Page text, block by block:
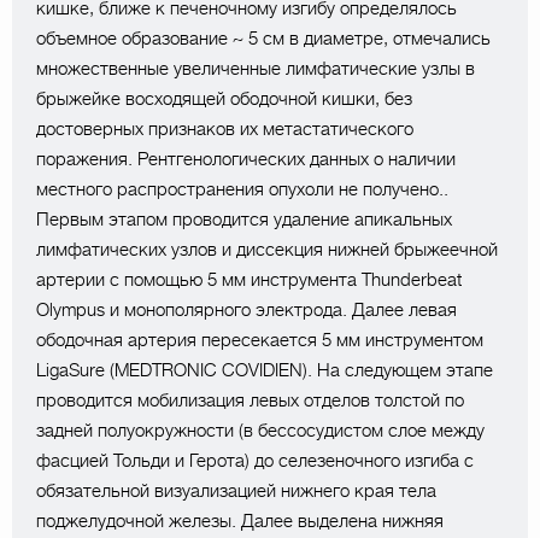
кишке, ближе к печеночному изгибу определялось
объемное образование ~ 5 см в диаметре, отмечались
множественные увеличенные лимфатические узлы в
брыжейке восходящей ободочной кишки, без
достоверных признаков их метастатического
поражения. Рентгенологических данных о наличии
местного распространения опухоли не получено..
Первым этапом проводится удаление апикальных
лимфатических узлов и диссекция нижней брыжеечной
артерии с помощью 5 мм инструмента Thunderbeat
Olympus и монополярного электрода. Далее левая
ободочная артерия пересекается 5 мм инструментом
LigaSure (MEDTRONIC COVIDIEN). На следующем этапе
проводится мобилизация левых отделов толстой по
задней полуокружности (в бессосудистом слое между
фасцией Тольди и Герота) до селезеночного изгиба с
обязательной визуализацией нижнего края тела
поджелудочной железы. Далее выделена нижняя